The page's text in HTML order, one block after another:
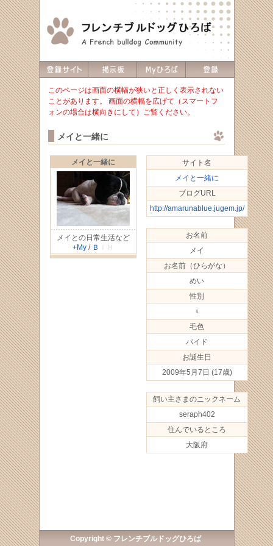
このページは画面の横幅が狭いと正しく表示されない
ことがあります。 画面の横幅を広げて（スマートフ
ォンの場合は横向きにして）ご覧ください。
メイと一緒に
メイと一緒に
メイとの日常生活など
+My/ Ｂ ＩＨ
サイト名
メイと一緒に
ブログURL
http://amarunablue.jugem.jp/
お名前
メイ
お名前（ひらがな）
めい
性別
♀
毛色
パイド
お誕生日
2009年5月7日 (17歳)
飼い主さまのニックネーム
seraph402
住んでいるところ
大阪府
Copyright © フレンチブルドッグひろば